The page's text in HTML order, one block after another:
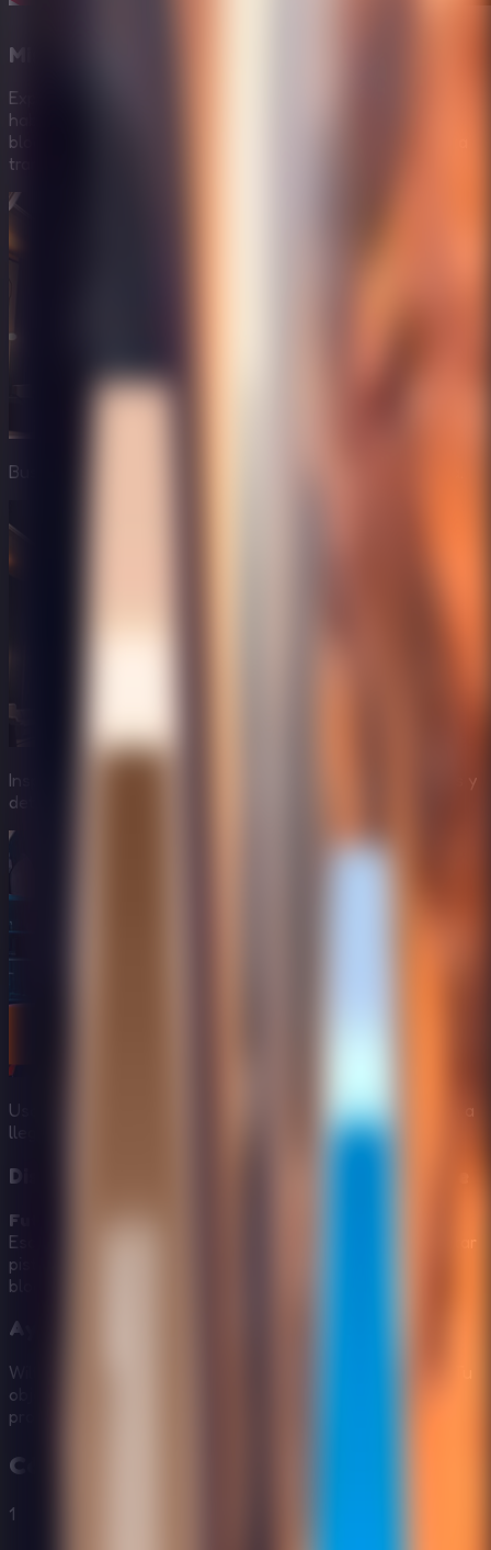
Misterio en un hotel futurista
Explora un hotel misterioso con diseño futurista,
habitaciones extrañas, dispositivos avanzados y zonas
bloqueadas que hacen que la situación de Wilton se sienta
tranquila e inquietante al mismo tiempo.
Busca pistas ocultas y objetos útiles por el hotel futurista.
Inspecciona paneles de alta tecnología, espacios cerrados y
detalles inusuales del hotel.
Usa la lógica y los objetos recogidos para ayudar a Wilton a
llegar a la salida.
Diseño clásico de rompecabezas de 365 Escape
Future Hotel Escape
Escape: observar con atención, recoger objetos, interpretar
pistas visuales, resolver códigos y abrir cada ruta
bloqueada paso a paso.
Ayuda a Wilton a salir a salvo
Wilton no conoce este hotel ni sabe qué le espera fuera. Tu
objetivo es guiarlo por el edificio misterioso sin más
problemas y encontrar una salida segura.
Cómo Jugar a
1